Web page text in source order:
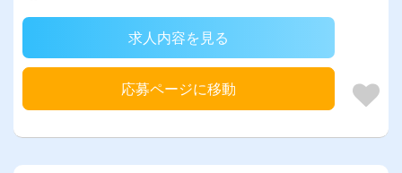
求人内容を見る
応募ページに移動